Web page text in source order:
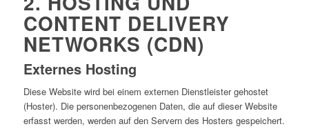
CONTENT DELIVERY
NETWORKS (CDN)
Externes Hosting
Diese Website wird bei einem externen Dienstleister gehostet
(Hoster). Die personenbezogenen Daten, die auf dieser Website
erfasst werden, werden auf den Servern des Hosters gespeichert.